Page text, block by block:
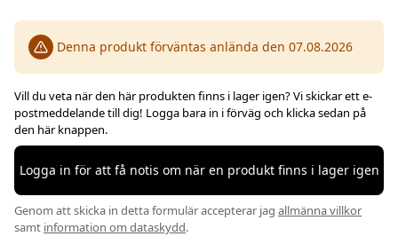
Denna produkt förväntas anlända den 07.08.2026
Vill du veta när den här produkten finns i lager igen? Vi skickar ett e-
postmeddelande till dig! Logga bara in i förväg och klicka sedan på
den här knappen.
Logga in för att få notis om när en produkt finns i lager igen
Genom att skicka in detta formulär accepterar jag allmänna villkor
samt information om dataskydd.